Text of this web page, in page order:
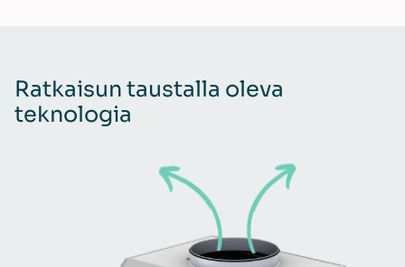
Ratkaisun taustalla oleva
teknologia